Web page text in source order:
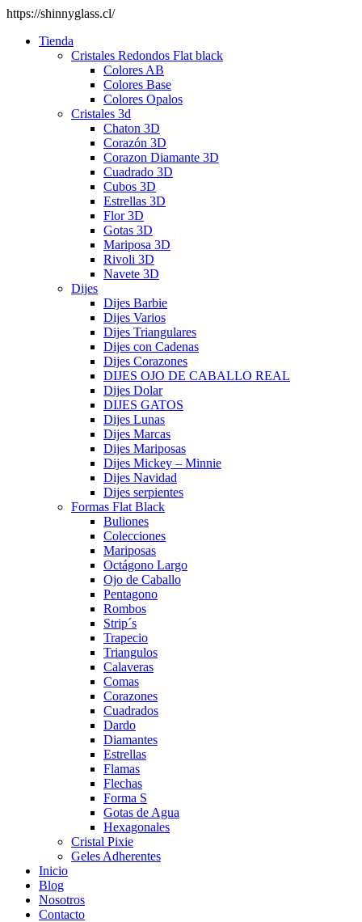
https://shinnyglass.cl/
Tienda
Cristales Redondos Flat black
Colores AB
Colores Base
Colores Opalos
Cristales 3d
Chaton 3D
Corazón 3D
Corazon Diamante 3D
Cuadrado 3D
Cubos 3D
Estrellas 3D
Flor 3D
Gotas 3D
Mariposa 3D
Rivoli 3D
Navete 3D
Dijes
Dijes Barbie
Dijes Varios
Dijes Triangulares
Dijes con Cadenas
Dijes Corazones
DIJES OJO DE CABALLO REAL
Dijes Dolar
DIJES GATOS
Dijes Lunas
Dijes Marcas
Dijes Mariposas
Dijes Mickey – Minnie
Dijes Navidad
Dijes serpientes
Formas Flat Black
Buliones
Colecciones
Mariposas
Octágono Largo
Ojo de Caballo
Pentagono
Rombos
Strip´s
Trapecio
Triangulos
Calaveras
Comas
Corazones
Cuadrados
Dardo
Diamantes
Estrellas
Flamas
Flechas
Forma S
Gotas de Agua
Hexagonales
Cristal Pixie
Geles Adherentes
Inicio
Blog
Nosotros
Contacto